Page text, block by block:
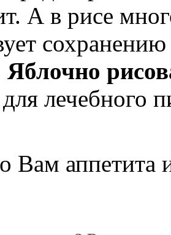
А в рисе
Яблочно
лечебного
Вам аппетита